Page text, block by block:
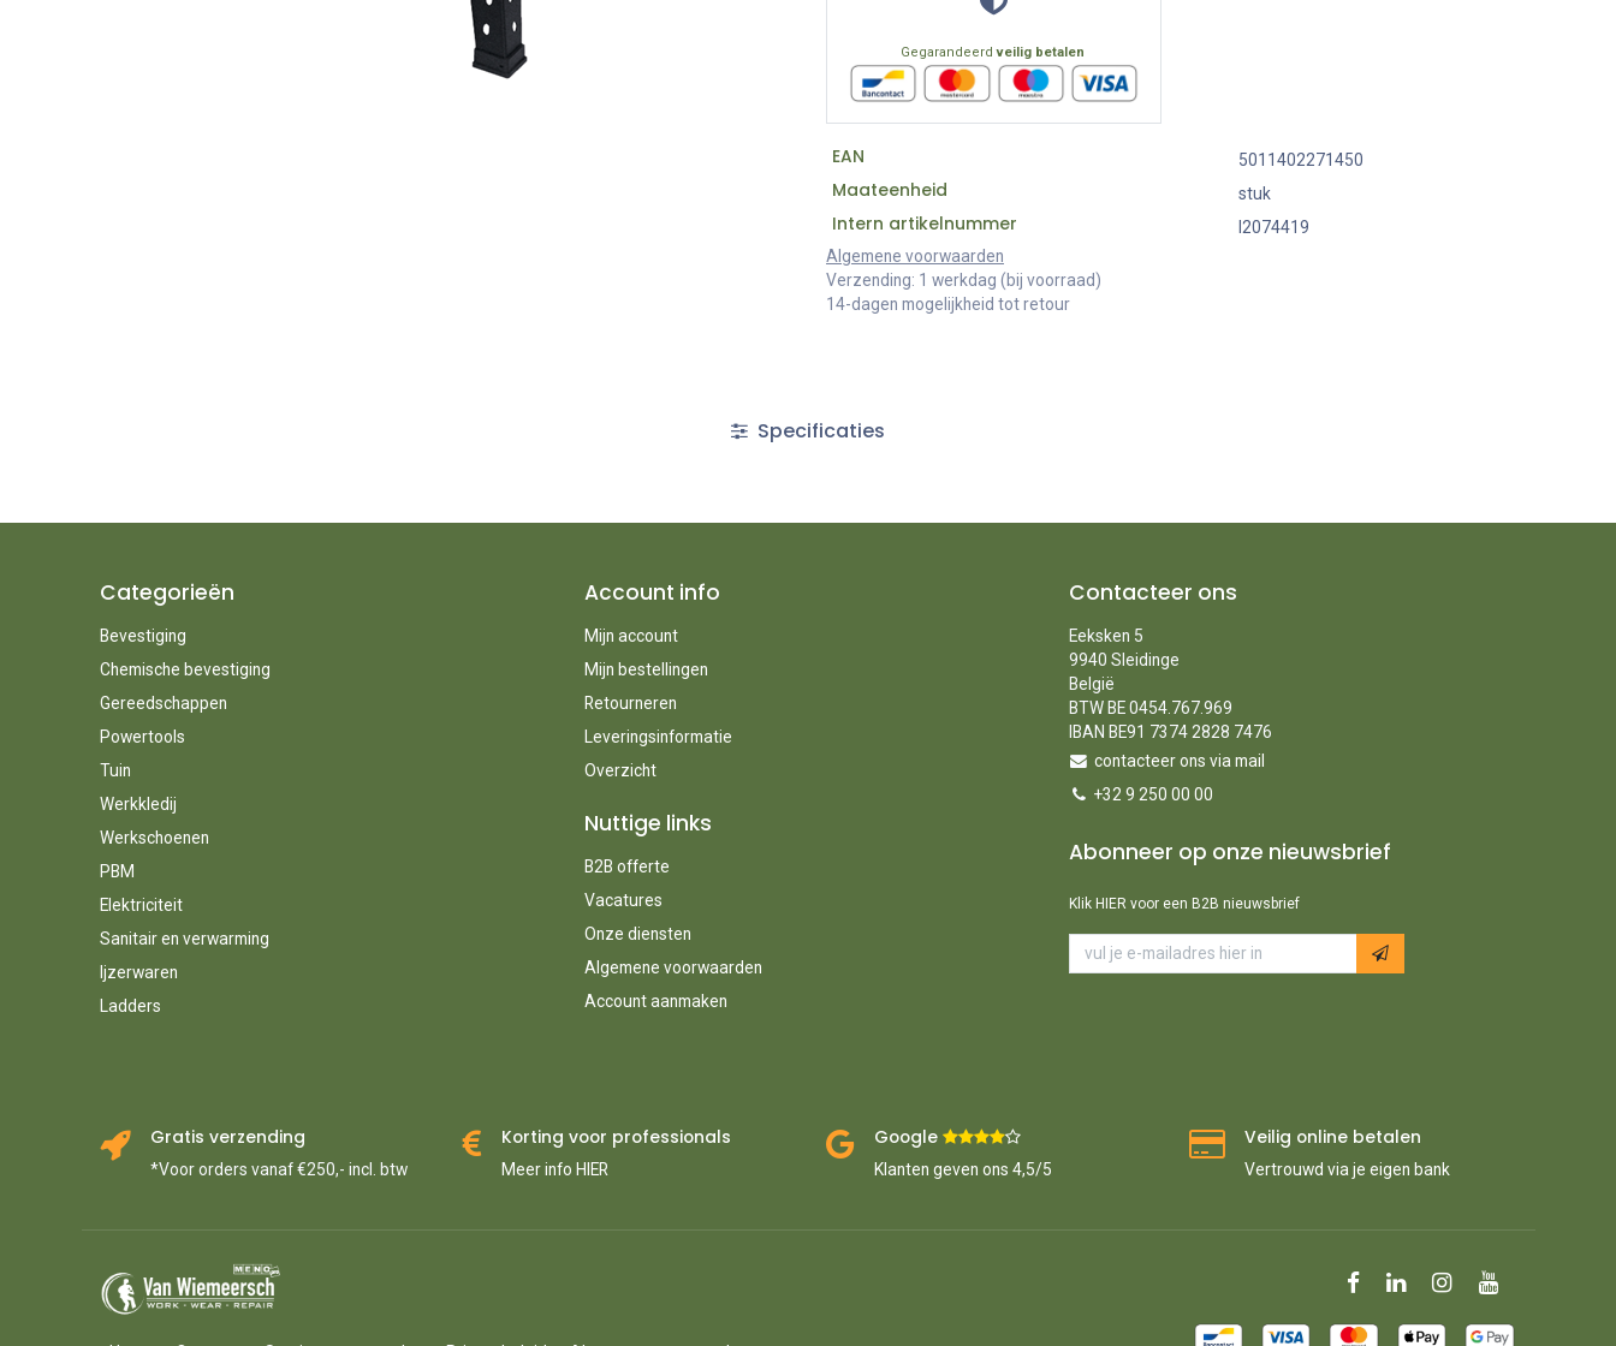
Gegarandeerdveilig betalen
EAN 5011402271450
Maateenheid stuk
Intern artikelnummer
I2074419
Algemene voorwaarden
Verzending: 1 werkdag (bij voorraad)
14-dagen mogelijkheid tot retour
Specificaties
Categorieën
Bevestiging
Chemische bevestiging
Gereedschappen
Powertools
Tuin
Werkkledij
Werkschoenen
PBM
Elektriciteit
Sanitair en verwarming
Ijzerwaren
Ladders
Account info
Mijn account
Mijn bestellingen
Retourneren
Leveringsinformatie
Overzicht
Nuttige links
B2B offerte
Vacatures
Onze diensten
Algemene voorwaarden
Account aanmaken
Contacteer ons
Eeksken 5
9940 Sleidinge
België
BTW BE 0454.767.969
IBAN BE91 7374 2828 7476
contacteer ons via mail
+32 9 250 00 00
Abonneer op onze nieuwsbrief
Klik HIER voor een B2B nieuwsbrief
Gratis verzending
*Voor orders vanaf €250,- incl. btw
Korting voor professionals
Meer info HIER
Google ​
Klanten geven ons 4,5/5
Veilig online betalen
Vertrouwd via je eigen bank